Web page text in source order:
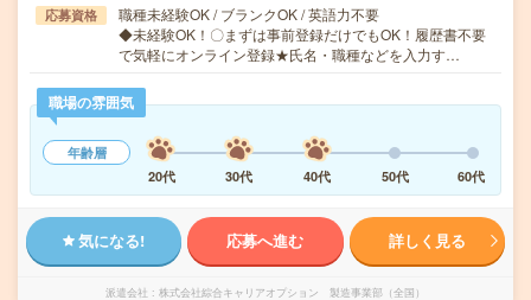
応募資格
職種未経験OK / ブランクOK / 英語力不要
◆未経験OK！〇まずは事前登録だけでもOK！履歴書不要
で気軽にオンライン登録★氏名・職種などを入力す…
職場の雰囲気
年齢層
20代
30代 40代 50代 60代
気になる! 応募へ進む 詳しく見る
派遣会社 株式会社綜合キャリアオプション 製造事業部（全国）